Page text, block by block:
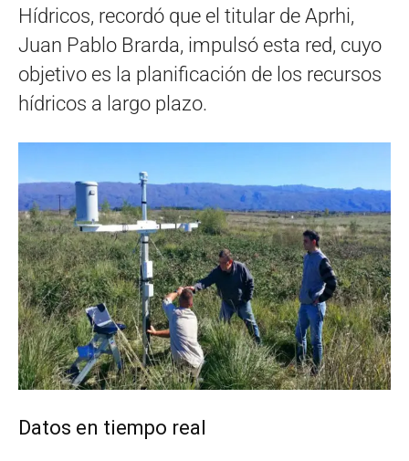
Hídricos, recordó que el titular de Aprhi,
Juan Pablo Brarda, impulsó esta red, cuyo
objetivo es la planificación de los recursos
hídricos a largo plazo.
Datos en tiempo real